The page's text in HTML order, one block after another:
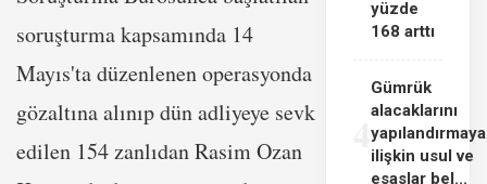
soruşturma kapsamında 14
Mayıs'ta düzenlenen operasyonda
gözaltına alınıp dün adliyeye sevk
edilen 154 zanlıdan Rasim Ozan
yüzde
168 arttı
4
Gümrük
alacaklarını
yapılandırmaya
ilişkin usul ve
esaslar bel...